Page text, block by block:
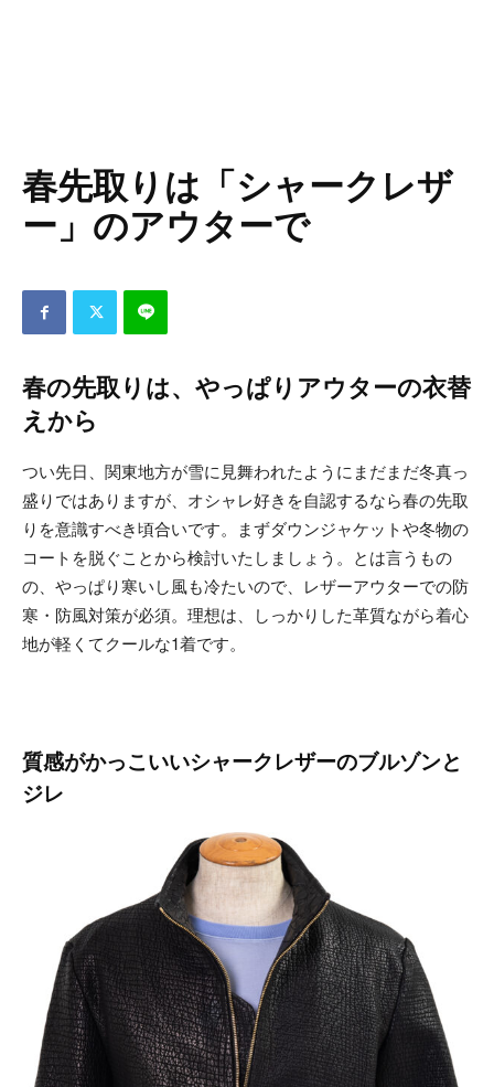
春先取りは「シャークレザ
ー」のアウターで
春の先取りは、やっぱりアウターの衣替
えから
つい先日、関東地方が雪に見舞われたようにまだまだ冬真っ
盛りではありますが、オシャレ好きを自認するなら春の先取
りを意識すべき頃合いです。まずダウンジャケットや冬物の
コートを脱ぐことから検討いたしましょう。とは言うもの
の、やっぱり寒いし風も冷たいので、レザーアウターでの防
寒・防風対策が必須。理想は、しっかりした革質ながら着心
地が軽くてクールな1着です。
質感がかっこいいシャークレザーのブルゾンと
ジレ